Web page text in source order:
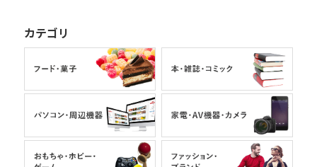
カテゴリ